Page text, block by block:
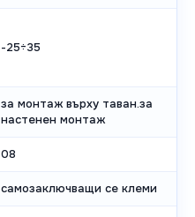
-25÷35
за монтаж върху таван.за
настенен монтаж
08
самозаключващи се клеми